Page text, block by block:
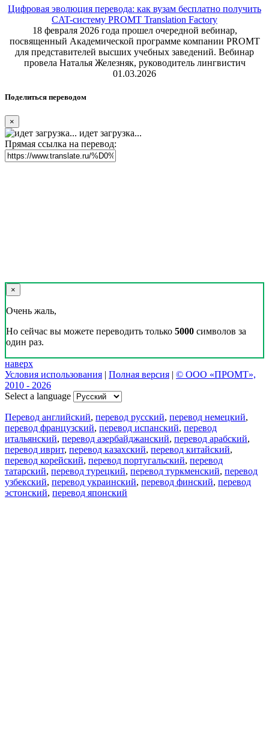
Цифровая эволюция перевода: как вузам бесплатно получить
CAT-систему PROMT Translation Factory
18 февраля 2026 года прошел очередной вебинар,
посвященный Академической программе компании PROMT
для представителей высших учебных заведений. Вебинар
провела Наталья Железняк, руководитель лингвистич
01.03.2026
Поделиться переводом
×
идет загрузка...
Прямая ссылка на перевод:
×
Очень жаль,
Но сейчас вы можете переводить только 5000 символов за
один раз.
наверх
Условия использования | Полная версия | © ООО «ПРОМТ»,
2010 - 2026
Select a language
Перевод английский, перевод русский, перевод немецкий,
перевод французский, перевод испанский, перевод
итальянский, перевод азербайджанский, перевод арабский,
перевод иврит, перевод казахский, перевод китайский,
перевод корейский, перевод португальский, перевод
татарский, перевод турецкий, перевод туркменский, перевод
узбекский, перевод украинский, перевод финский, перевод
эстонский, перевод японский